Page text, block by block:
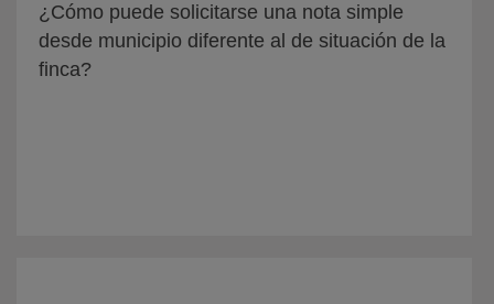
¿Cómo puede solicitarse una nota simple
desde municipio diferente al de situación de la
finca?